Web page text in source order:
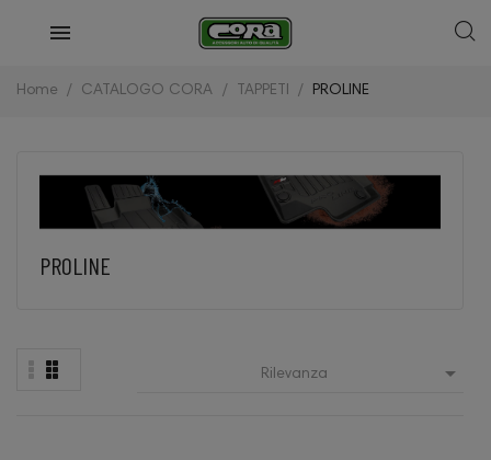
Home CATALOGO CORA TAPPETI PROLINE
PROLINE
Rilevanza 